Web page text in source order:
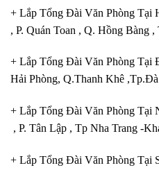
+ Lắp Tổng Đài Văn Phòng Tại
, P. Quán Toan , Q. Hồng Bàng
+ Lắp Tổng Đài Văn Phòng Tại
Hải Phòng, Q.Thanh Khê
+ Lắp Tổng Đài Văn Phòng Tại
, P. Tân Lập , Tp Nha Trang -
+ Lắp Tổng Đài Văn Phòng Tại